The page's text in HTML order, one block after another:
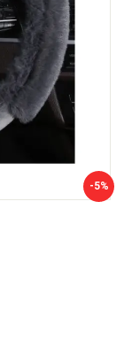
-5%